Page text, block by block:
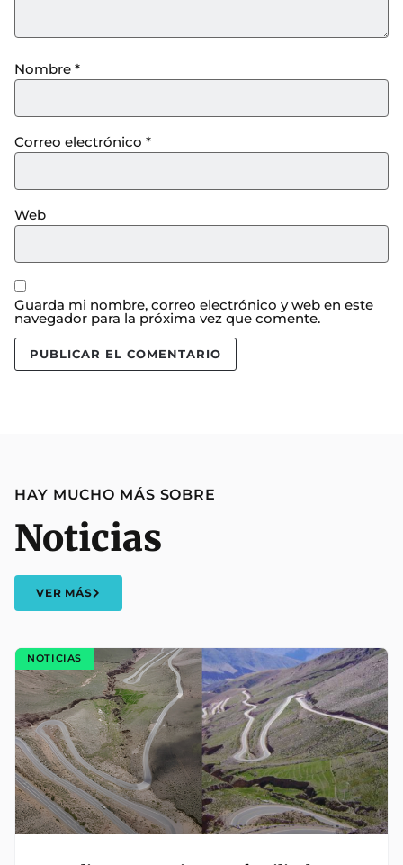
Nombre *
Correo electrónico *
Web
Guarda mi nombre, correo electrónico y web en este
navegador para la próxima vez que comente.
HAY MUCHO MÁS SOBRE
Noticias
VER MÁS
NOTICIAS